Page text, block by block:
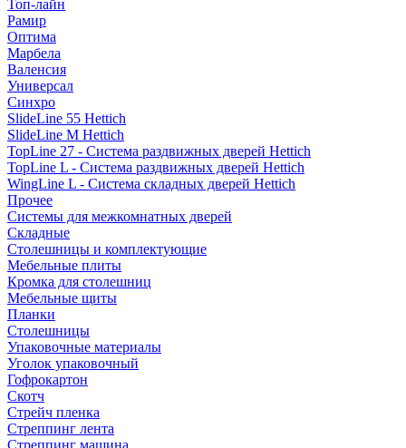
Топ-лайн
Рамир
Оптима
Марбела
Валенсия
Универсал
Синхро
SlideLine 55 Hettich
SlideLine M Hettich
TopLine 27 - Система раздвижных дверей Hettich
TopLine L - Система раздвижных дверей Hettich
WingLine L - Система складных дверей Hettich
Прочее
Системы для межкомнатных дверей
Складные
Столешницы и комплектующие
Мебельные плиты
Кромка для столешниц
Мебельные щиты
Планки
Столешницы
Упаковочные материалы
Уголок упаковочный
Гофрокартон
Скотч
Стрейч пленка
Стреппинг лента
Стреппинг машина